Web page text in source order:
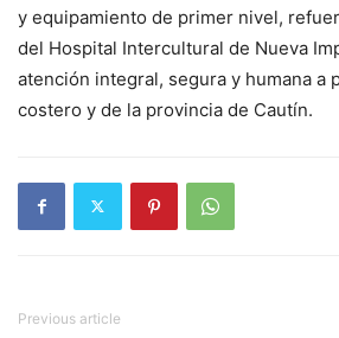
y equipamiento de primer nivel,
del Hospital Intercultural de Nueva
atención integral, segura y humana a
costero y de la provincia de Cautín.
Previous article